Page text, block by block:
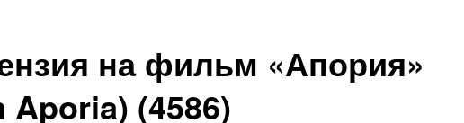
на фильм «Апория»
Aporia) (4586)